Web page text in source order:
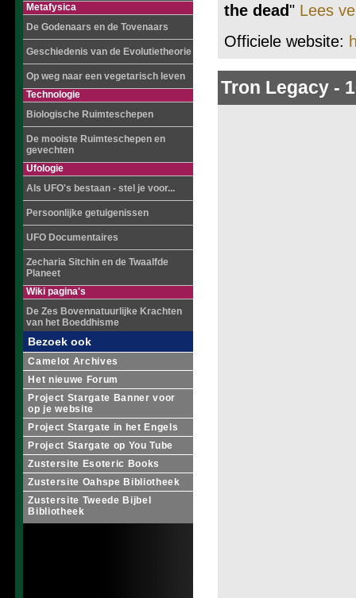
Metafysica
De Godenaars en de Tovenaars
Geschiedenis van de Evolutietheorie
Op weg naar een vegetarisch leven
Technologie
Biologische Ruimteschepen
De mooiste Ruimteschepen en
gevechten
Ufologie
Als UFO's bestaan - stel je voor...
Persoonlijke getuigenissen
UFO Documentaires
Zecharia Sitchin en de Twaalfde
Planeet
Wiki pagina's
De Zes Bovennatuurlijke Krachten
van het Boeddhisme
Bezoek ook
Camelot Archives
Het nieuwe Forum
Project Stargate Banner voor
op je website
Project Stargate in het Engels
Project Stargate op You Tube
Zustersite Esoteric Books
Zustersite Oahspe Bibliotheek
Zustersite Tweede Bijbel
Bibliotheek
the dead" Lees
Officiele website:
Tron Legacy-